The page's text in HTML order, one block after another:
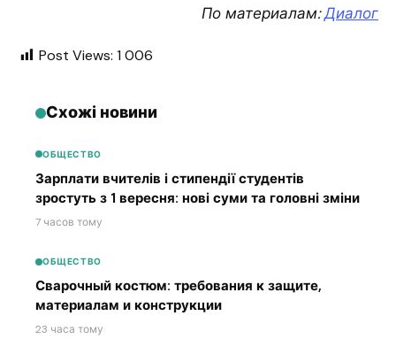
По материалам:Диалог
Post Views: 1 006
Схожі новини
ОБЩЕСТВО
Зарплати вчителів і стипендії студентів
зростуть з 1 вересня: нові суми та головні зміни
7 часов тому
ОБЩЕСТВО
Сварочный костюм: требования к защите,
материалам и конструкции
23 часа тому